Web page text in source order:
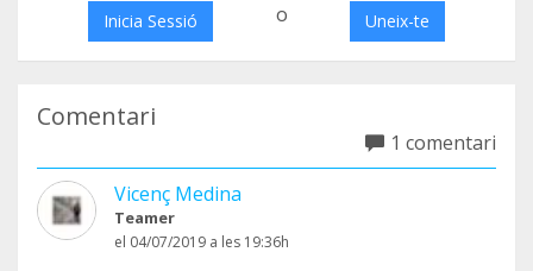
Inicia Sessió o Uneix-te
Comentari
1 comentari
Vicenç Medina
Teamer
el 04/07/2019 a les 19:36h